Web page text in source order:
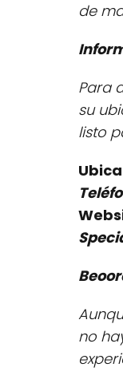
de
Para
su
listo
no